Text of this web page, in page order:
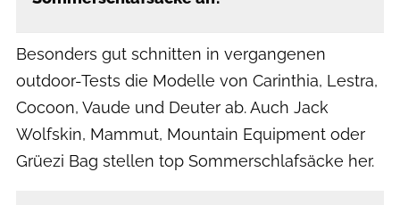
Besonders gut schnitten in vergangenen
outdoor-Tests die Modelle von Carinthia, Lestra,
Cocoon, Vaude und Deuter ab. Auch Jack
Wolfskin, Mammut, Mountain Equipment oder
Grüezi Bag stellen top Sommerschlafsäcke her.